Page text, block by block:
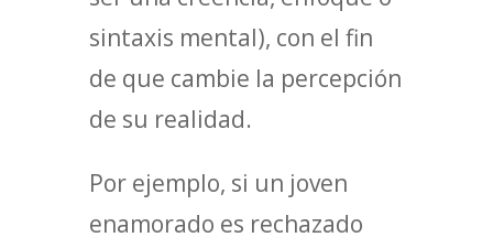
sintaxis mental), con el fin
de que cambie la percepción
de su realidad.
Por ejemplo, si un joven
enamorado es rechazado